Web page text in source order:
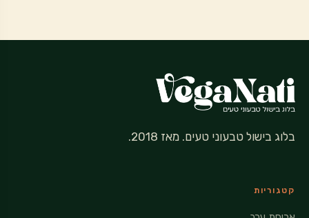
בלוג בישול טבעוני טעים. מאז 2018.
קטגוריות